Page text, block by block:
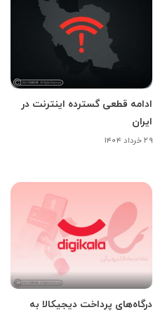
ادامه قطعی گسترده اینترنت در
ایران
۲۹ خرداد ۱۴۰۴
درگاه‌های پرداخت دیجیکالا به